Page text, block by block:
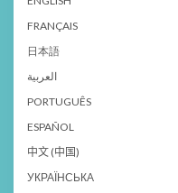
FRANÇAIS
日本語
العربية
PORTUGUÊS
ESPAÑOL
中文 (中国)
УКРАЇНСЬКА